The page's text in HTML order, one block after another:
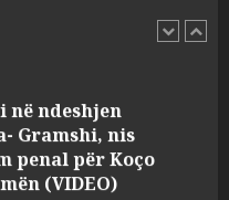
pajustifikuar
në ndeshjen
Gramshi, nis
penal për Koço
(VIDEO)